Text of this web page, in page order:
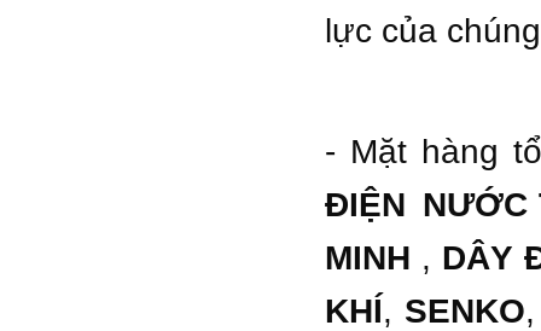
lực của
- Mặt hàng
ĐIỆN NƯỚC
MINH , DÂY
KHÍ, SENKO